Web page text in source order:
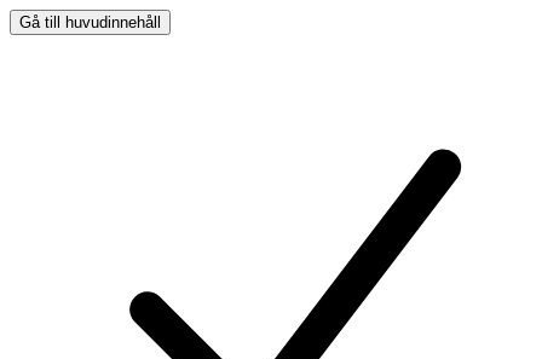
Gå till huvudinnehåll